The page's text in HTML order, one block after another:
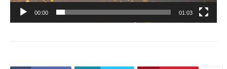
00:00 01:03